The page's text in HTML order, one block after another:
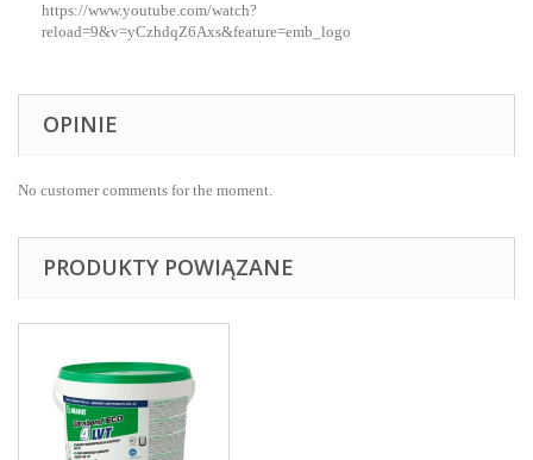
https://www.youtube.com/watch?
reload=9&v=yCzhdqZ6Axs&feature=emb_logo
OPINIE
No customer comments for the moment.
PRODUKTY POWIĄZANE